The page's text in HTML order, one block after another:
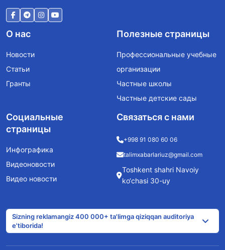
О нас
Новости
Статьи
Гранты
Полезные страницы
Профессиональные учебные
организации
Частные школы
Частные детские сады
Социальные
страницы
Инфографика
Видеоновости
Видео новости
Связаться с нами
+998 91 080 60 06
talimxabarlariuz@gmail.com
Toshkent shahri Navoiy
ko‘chasi 30-uy
Sizning reklamangiz 400 000+ ta'limga qiziqqan auditoriya
e'tiborida!